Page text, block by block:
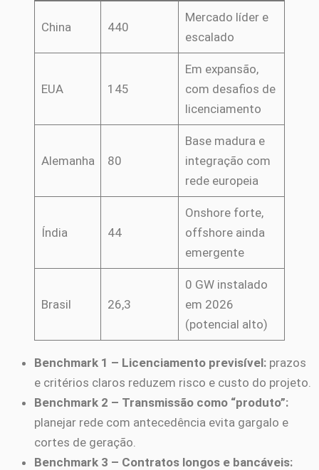
China 440
Mercado líder e
escalado
EUA 145
Em expansão,
com desafios de
licenciamento
Alemanha 80
Base madura e
integração com
rede europeia
Índia 44
Onshore forte,
offshore ainda
emergente
Brasil 26,3
0 GW instalado
em 2026
(potencial alto)
Benchmark 1 – Licenciamento previsível: prazos
e critérios claros reduzem risco e custo do projeto.
Benchmark 2 – Transmissão como “produto”:
planejar rede com antecedência evita gargalo e
cortes de geração.
Benchmark 3 – Contratos longos e bancáveis: